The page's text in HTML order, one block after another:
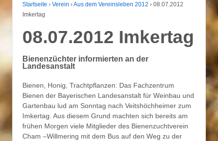
Startseite › Verein ›Aus dem Vereinsleben 2012 › 08.07.2012
Imkertag
08.07.2012 Imkertag
Bienenzüchter informierten an der
Landesanstalt
Bienen, Honig, Trachtpflanzen: Das Fachzentrum
Bienen der Bayerischen Landesanstalt für Weinbau und
Gartenbau lud am Sonntag nach Veitshöchheimer zum
Imkertag. Aus diesem Grund machten sich bereits am
frühen Morgen viele Mitglieder des Bienenzuchtverein
Cham –Willmering mit dem Bus auf den Weg zu der